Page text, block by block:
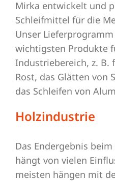
Mirka entwickelt und
Schleifmittel für die
Unser
wichtigsten Produkte
Industriebereich, z. B.
Rost, das Glätten von
das Schleifen von
Holzindustrie
Das Endergebnis
hängt von vielen
meisten hängen mit